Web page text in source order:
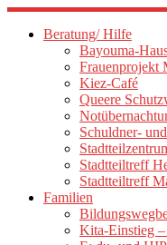
Zum
Inhalt
Beratung/ Hilfe
Bayouma-
Frauenprojekt
Kiez-Café
Queere
Schuldner-
Stadtteiltreff
Stadtteiltreff
Familien
Kita-Einstieg